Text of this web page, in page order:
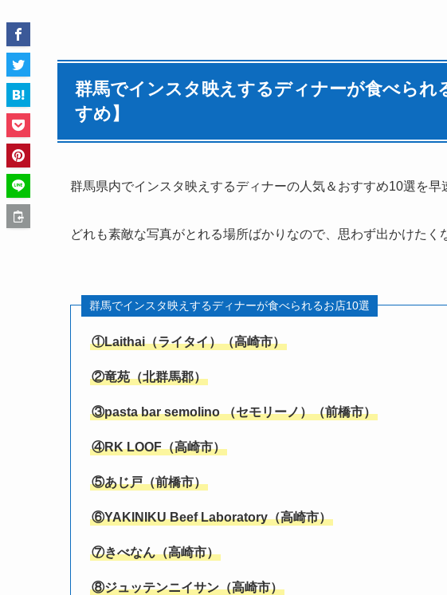
群馬でインスタ映えするディナーが食べられ
すめ】
群馬県内でインスタ映えするディナーの人気＆おすすめ10選を早
どれも素敵な写真がとれる場所ばかりなので、思わず出かけたく
群馬でインスタ映えするディナーが食べられるお店10選
①Laithai（ライタイ）（高崎市）
②竜苑（北群馬郡）
③pasta bar semolino （セモリーノ）（前橋市）
④RK LOOF（高崎市）
⑤あじ戸（前橋市）
⑥YAKINIKU Beef Laboratory（高崎市）
⑦きべなん（高崎市）
⑧ジュッテンニイサン（高崎市）